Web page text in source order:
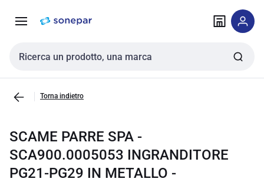
navigazione alla
Cerca input
Torna indietro
SCAME PARRE SPA -
SCA900.0005053 INGRANDITORE
PG21-PG29 IN METALLO -